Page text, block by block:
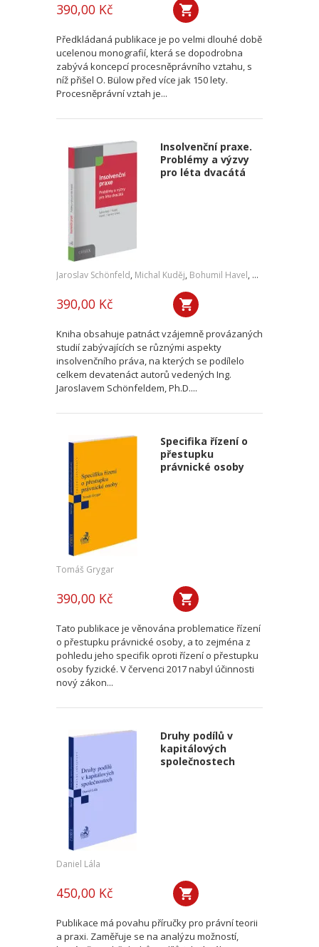
390,00 Kč
Předkládaná publikace je po velmi dlouhé době
ucelenou monografií, která se dopodrobna
zabývá koncepcí procesněprávního vztahu, s
níž přišel O. Bülow před více jak 150 lety.
Procesněprávní vztah je...
Insolvenční praxe.
Problémy a výzvy
pro léta dvacátá
Jaroslav Schönfeld, Michal Kuděj, Bohumil Havel, Petr Sprinz
390,00 Kč
Kniha obsahuje patnáct vzájemně provázaných
studií zabývajících se různými aspekty
insolvenčního práva, na kterých se podílelo
celkem devatenáct autorů vedených Ing.
Jaroslavem Schönfeldem, Ph.D....
Specifika řízení o
přestupku
právnické osoby
Tomáš Grygar
390,00 Kč
Tato publikace je věnována problematice řízení
o přestupku právnické osoby, a to zejména z
pohledu jeho specifik oproti řízení o přestupku
osoby fyzické. V červenci 2017 nabyl účinnosti
nový zákon...
Druhy podílů v
kapitálových
společnostech
Daniel Lála
450,00 Kč
Publikace má povahu příručky pro právní teorii
a praxi. Zaměřuje se na analýzu možností,